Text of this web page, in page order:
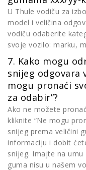
U Thule vodiču za
model i veličina
vodiču odaberite
svoje vozilo: marku,
7. Kako mogu
snijeg odgovara
mogu pronaći
za odabir”?
Ako ne možete
kliknite “Ne mogu
snijeg prema veličini
informaciju i dobit
snijeg. Imajte na umu
guma nisu u našem